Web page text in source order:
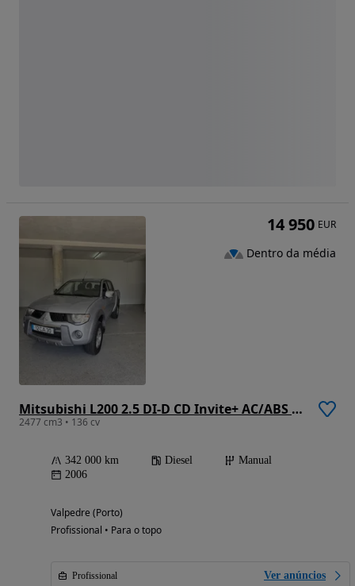
Mitsubishi L200 2.5 DI-D CD Invite+ AC/ABS 4WD
2477 cm3 • 136 cv
342 000 km Diesel
Manual
2006
Valpedre (Porto)
Profissional • Para o topo
Profissional Ver anúncios
14 950 EUR
Dentro da média